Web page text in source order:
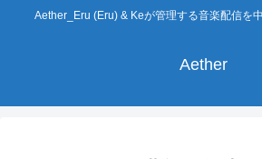
Aether_Eru (Eru) & Keが管理する音楽配信を
Aether